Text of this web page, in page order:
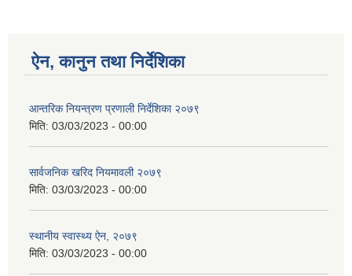
ऐन, कानुन तथा निर्देशिका
आन्तरिक नियन्त्रण प्रणाली निर्देशिका २०७९
मिति: 03/03/2023 - 00:00
सार्वजनिक खरिद नियमावली २०७९
मिति: 03/03/2023 - 00:00
स्थानीय स्वास्थ्य ऐन, २०७९
मिति: 03/03/2023 - 00:00